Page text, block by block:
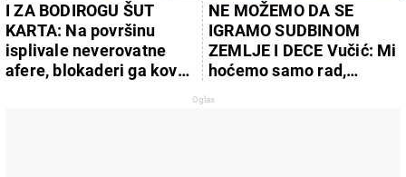
I ZA BODIROGU ŠUT
KARTA: Na površinu
isplivale neverovatne
afere, blokaderi ga kovali
NE MOŽEMO DA SE
IGRAMO SUDBINOM
ZEMLJE I DECE Vučić: Mi
hoćemo samo rad,